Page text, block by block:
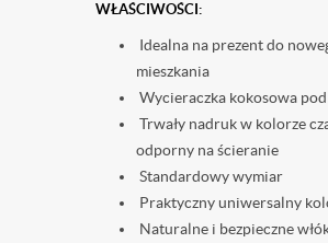
WŁAŚCIWOŚCI:
Idealna na prezent do
mieszkania
Wycieraczka kokosowa
Trwały nadruk w kolorze
odporny na ścieranie
Standardowy wymiar
Praktyczny uniwersalny
Naturalne i bezpieczne